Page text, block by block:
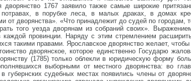
дворянство 1767 заявило также самые широкие
в порубке леса, в малых драках, в домах
от дворянства». «Что принадлежит до судей по
того уезда дворянам из собраний своих».
каждой провинции. Наряду с этим стремлением
такими правами. Ярославское дворянство желает,
дворянское, которое единственно Государю
(1785) только облекли в юридическую форму
выборными от местного дворянства: во
в губернских судебных местах появились члены от